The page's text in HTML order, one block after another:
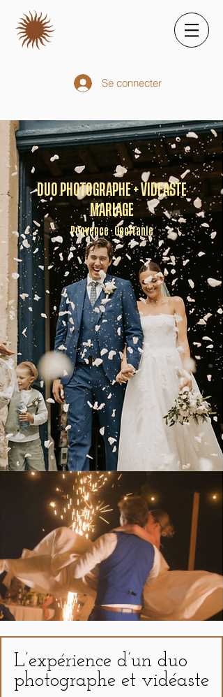
Se connecter
DUO PHOTOGRAPHE + VIDEASTE
MARIAGE
Provence · Occitanie
L’expérience d’un duo
photographe et vidéaste